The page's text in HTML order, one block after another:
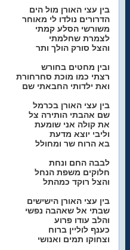
בין עצי האורן מול הים
הדרורים נולדו לי מאוחר
משורשי הסלע קמתי
לצמרת שחלמתי
והצל סורק הולך ותר
ובין מחטים בחורש
רצתי כמו מוכת סחרחורת
ואת ילדותי החבאתי שם
בין עצי האורן בכרמל
שם אהבתי הותירה צל
את קולה אני שומעת
וליבי יוצא מדעת
בא הרוח שר ומחולל
לבבה החם ונחת
חלוקים משפת הנחל
והצל רוקד כמהתל
בין עצי האורן הישישים
שבתי אל שאהבה נפשי
והלב עודו פרוע
כענף לוליין ברוח
וצחוקו תמים ואנושי